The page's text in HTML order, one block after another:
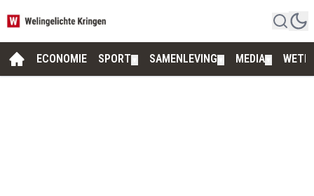
ECONOMIE SPORT SAMENLEVING MEDIA